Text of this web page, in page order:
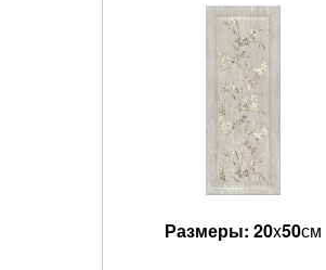
Размеры: 20x50см